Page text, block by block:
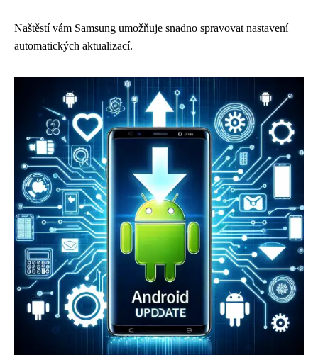
Naštěstí vám Samsung umožňuje snadno spravovat nastavení
automatických aktualizací.